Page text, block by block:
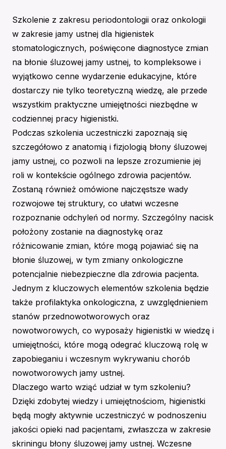
Szkolenie z zakresu periodontologii oraz onkologii
w zakresie jamy ustnej dla higienistek
stomatologicznych, poświęcone diagnostyce zmian
na błonie śluzowej jamy ustnej, to kompleksowe i
wyjątkowo cenne wydarzenie edukacyjne, które
dostarczy nie tylko teoretyczną wiedzę, ale przede
wszystkim praktyczne umiejętności niezbędne w
codziennej pracy higienistki.
Podczas szkolenia uczestniczki zapoznają się
szczegółowo z anatomią i fizjologią błony śluzowej
jamy ustnej, co pozwoli na lepsze zrozumienie jej
roli w kontekście ogólnego zdrowia pacjentów.
Zostaną również omówione najczęstsze wady
rozwojowe tej struktury, co ułatwi wczesne
rozpoznanie odchyleń od normy. Szczególny nacisk
położony zostanie na diagnostykę oraz
różnicowanie zmian, które mogą pojawiać się na
błonie śluzowej, w tym zmiany onkologiczne
potencjalnie niebezpieczne dla zdrowia pacjenta.
Jednym z kluczowych elementów szkolenia będzie
także profilaktyka onkologiczna, z uwzględnieniem
stanów przednowotworowych oraz
nowotworowych, co wyposaży higienistki w wiedzę i
umiejętności, które mogą odegrać kluczową rolę w
zapobieganiu i wczesnym wykrywaniu chorób
nowotworowych jamy ustnej.
Dlaczego warto wziąć udział w tym szkoleniu?
Dzięki zdobytej wiedzy i umiejętnościom, higienistki
będą mogły aktywnie uczestniczyć w podnoszeniu
jakości opieki nad pacjentami, zwłaszcza w zakresie
skriningu błony śluzowej jamy ustnej. Wczesne